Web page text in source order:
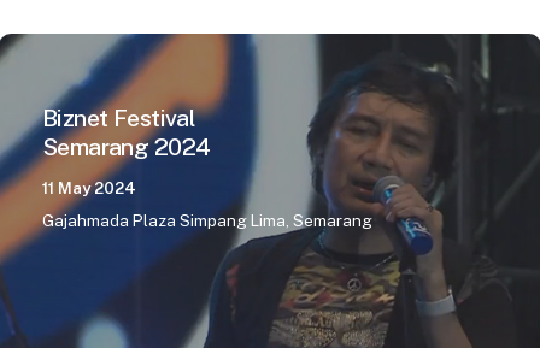
Biznet Festival
Semarang 2024
11 May 2024
Gajahmada Plaza Simpang Lima, Semarang